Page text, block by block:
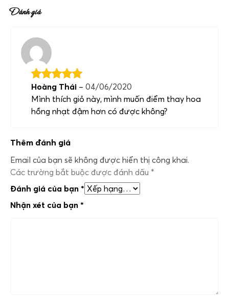
Đánh giá
Hoàng Thái – 04/06/2020
Mình thích giỏ này, mình muốn điểm thay hoa
hồng nhạt đậm hơn có được không?
Thêm đánh giá
Email của bạn sẽ không được hiển thị công khai.
Các trường bắt buộc được đánh dấu *
Đánh giá của bạn *
Nhận xét của bạn *